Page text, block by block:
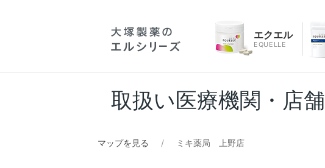
エクエル
EQUELLE
取扱い医療機関・店舗
マップを見る ミキ薬局 上野店